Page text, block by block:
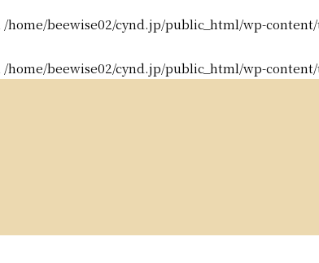
/home/beewise02/cynd.jp/public_html/wp-
/home/beewise02/cynd.jp/public_html/wp-